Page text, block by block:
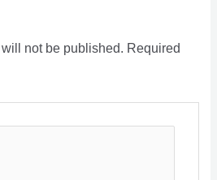
not be published. Required